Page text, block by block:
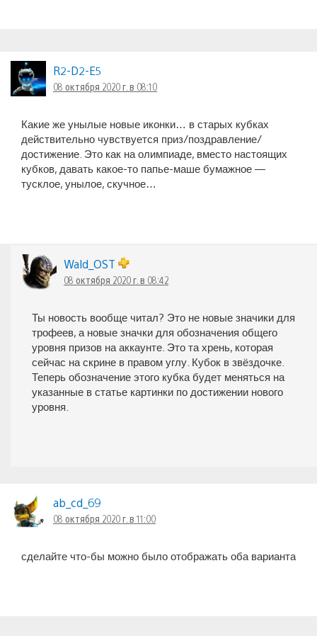
R2-D2-E5
08 октября 2020 г. в 08:10
Какие же унылые новые иконки… в старых кубках
действительно чувствуется приз/поздравление/
достижение. Это как на олимпиаде, вместо настоящих
кубков, давать какое-то папье-маше бумажное —
тусклое, унылое, скучное…
Wald_OST
08 октября 2020 г. в 08:42
Ты новость вообще читал? Это не новые значики для
трофеев, а новые значки для обозначения общего
уровня призов на аккаунте. Это та хрень, которая
сейчас на скрине в правом углу. Кубок в звёздочке.
Теперь обозначение этого кубка будет меняться на
указанные в статье картинки по достижении нового
уровня.
ab_cd_69
08 октября 2020 г. в 11:00
сделайте что-бы можно было отображать оба варианта